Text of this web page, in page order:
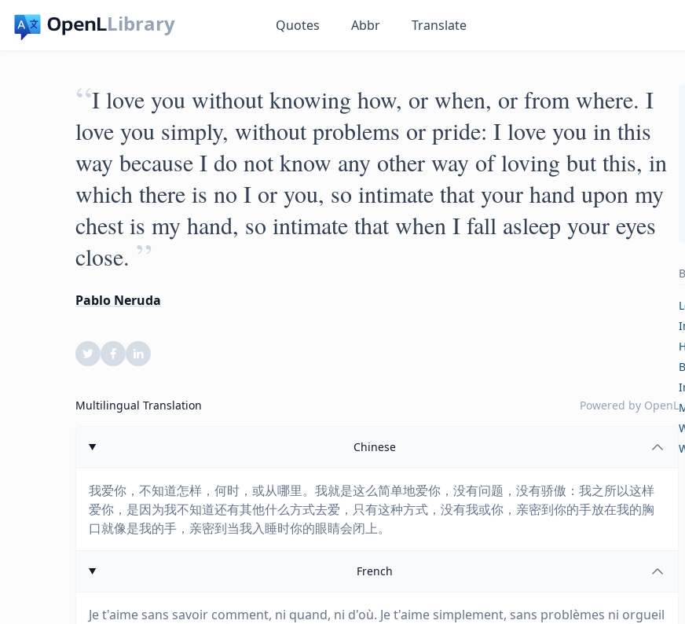
Library Quotes Abbr Translate
“I love you without knowing how, or when, or from where. I
love you simply, without problems or pride: I love you in this
way because I do not know any other way of loving but this, in
which there is no I or you, so intimate that your hand upon my
chest is my hand, so intimate that when I fall asleep your eyes
close. ”
Pablo Neruda
Multilingual Translation Powered by OpenL
Chinese
我爱你，不知道怎样，何时，或从哪里。我就是这么简单地爱你，没有问题，没有骄傲：我之所以这样
爱你，是因为我不知道还有其他什么方式去爱，只有这种方式，没有我或你，亲密到你的手放在我的胸
口就像是我的手，亲密到当我入睡时你的眼睛会闭上。
French
Je t'aime sans savoir comment, ni quand, ni d'où. Je t'aime simplement, sans problèmes ni orgueil